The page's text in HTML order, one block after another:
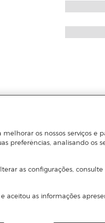
os nossos serviços e
preferências, analisando os
as configurações, consulte
aceitou as informações